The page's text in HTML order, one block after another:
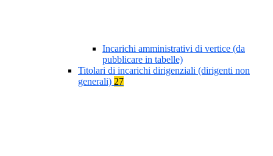
Incarichi amministrativi di vertice (da
pubblicare in tabelle)
Titolari di incarichi dirigenziali (dirigenti non
generali) 27